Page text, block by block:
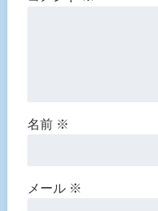
名前 ※
メール ※